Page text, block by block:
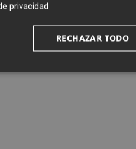
privacidad
RECHAZAR TODO